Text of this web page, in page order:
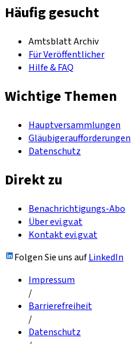
Häufig gesucht
Amtsblatt Archiv
Für Veröffentlicher
Hilfe & FAQ
Wichtige Themen
Hauptversammlungen
Gläubigeraufforderungen
Datenschutz
Direkt zu
Benachrichtigungs-Abo
Über evi.gv.at
Kontakt evi.gv.at
Folgen Sie uns aufLinkedIn
Impressum
/
Barrierefreiheit
/
Datenschutz